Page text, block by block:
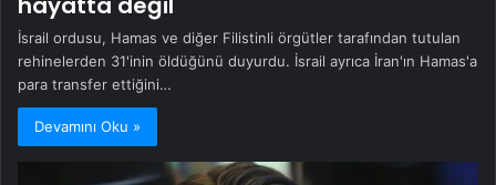
İsrail ordusu, Hamas ve diğer Filistinli örgütler tarafından tutulan
rehinelerden 31'inin öldüğünü duyurdu. İsrail ayrıca İran'ın Hamas'a
para transfer ettiğini…
Devamını Oku »